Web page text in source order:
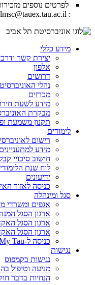
לפרטים נוספים
: dentalmsc@tauex.tau.ac.il
מידע כללי
יצירת קשר
אלפון
דרושים
נהלי
מכרזים
מידע לשעת
מבקרת
תקנון משמעת
לימודים
רישום
מידע
חישוב סיכויי
לוח שנת
ידיעונים
כניסה לאזור
סגל ומינהלה
אגפים ומשרדי
ארגון הסגל
ארגון הסגל
ארגון הסגל
כניסה ל-My Tau
נגישות
נגישות בקמפוס
מניעה וטיפול
הנחיות בדבר